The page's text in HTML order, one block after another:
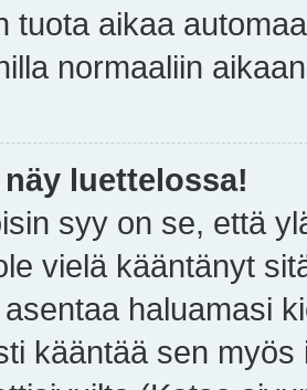
tuota aikaa
normaaliin
luettelossa!
syy on se, että
vielä kääntänyt
haluamasi
kääntää sen